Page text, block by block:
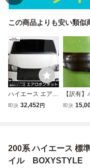
この商品よりも安い類似
ハイエース エアロ
ボンネット 200系
STAR'S】
即決 32,452円
【訳有
ス 200系
即決
200系 ハイエース
イル BOXYSTYLE